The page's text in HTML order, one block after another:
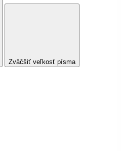
Zväčšiť veľkosť písma